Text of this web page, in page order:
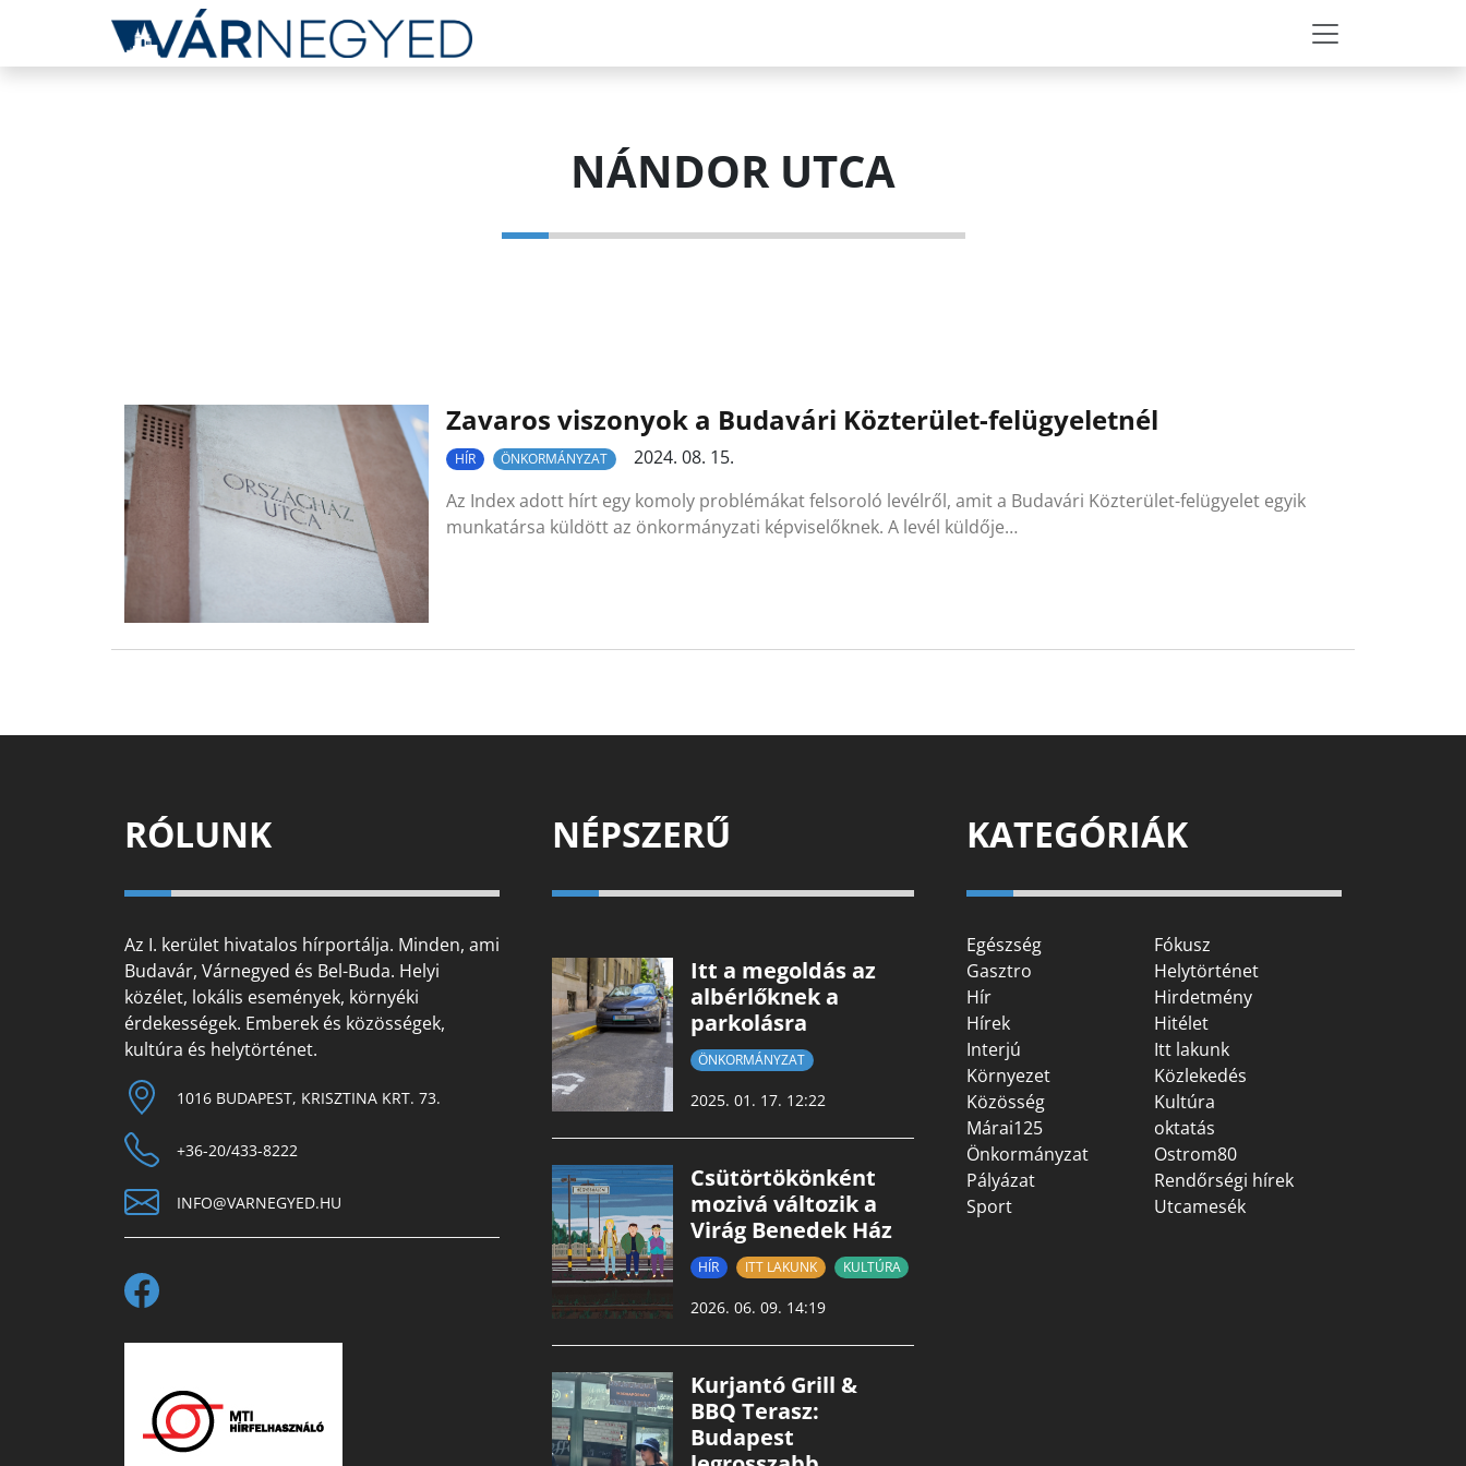
NÁNDOR UTCA
Zavaros viszonyok a Budavári Közterület-felügyeletnél
HÍR ÖNKORMÁNYZAT
2024. 08. 15.
Az Index adott hírt egy komoly problémákat felsoroló levélről, amit a Budavári Közterület-felügyelet egyik
munkatársa küldött az önkormányzati képviselőknek. A levél küldője…
RÓLUNK
Az I. kerület hivatalos hírportálja. Minden, ami
Budavár, Várnegyed és Bel-Buda. Helyi
közélet, lokális események, környéki
érdekességek. Emberek és közösségek,
kultúra és helytörténet.
1016 BUDAPEST, KRISZTINA KRT. 73.
+36-20/433-8222
INFO@VARNEGYED.HU
NÉPSZERŰ
Itt a megoldás az
albérlőknek a
parkolásra
ÖNKORMÁNYZAT
2025. 01. 17. 12:22
Csütörtökönként
mozivá változik a
Virág Benedek Ház
HÍR ITT LAKUNK KULTÚRA
2026. 06. 09. 14:19
Kurjantó Grill &
BBQ Terasz:
Budapest
KATEGÓRIÁK
Egészség
Fókusz
Gasztro
Helytörténet
Hír
Hirdetmény
Hírek
Hitélet
Interjú
Itt lakunk
Környezet
Közlekedés
Közösség
Kultúra
Márai125
oktatás
Önkormányzat
Ostrom80
Pályázat
Rendőrségi hírek
Sport
Utcamesék